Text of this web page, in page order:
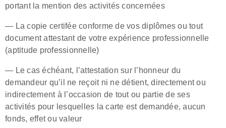
portant la mention des activités concernées
— La copie certifée conforme de vos diplômes ou tout
document attestant de votre expérience professionnelle
(aptitude professionnelle)
— Le cas échéant, l’attestation sur l’honneur du
demandeur qu’il ne reçoit ni ne détient, directement ou
indirectement à l’occasion de tout ou partie de ses
activités pour lesquelles la carte est demandée, aucun
fonds, effet ou valeur